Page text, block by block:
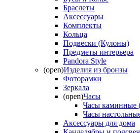
Браслеты
Аксессуары
Комплекты
Кольца
Подвески (Кулоны)
Предметы интерьера
Pandora Style
(open)Изделия из бронзы
Фоторамки
Зеркала
(open)Часы
Часы каминные
Часы
Аксессуары для дома